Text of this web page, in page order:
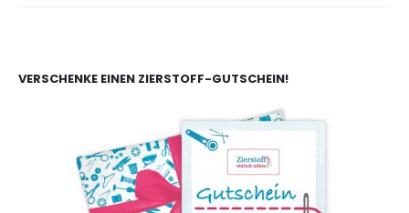
VERSCHENKE EINEN ZIERSTOFF-GUTSCHEIN!